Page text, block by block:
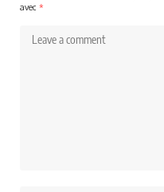
avec *